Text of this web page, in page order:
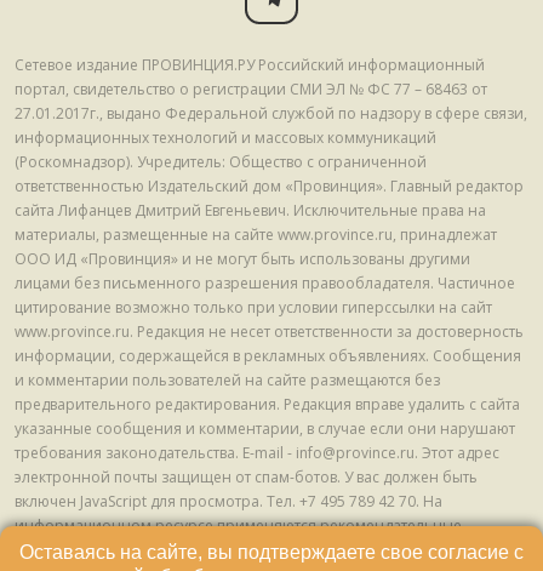
Сетевое издание ПРОВИНЦИЯ.РУ Российский информационный
портал, свидетельство о регистрации СМИ ЭЛ № ФС 77 – 68463 от
27.01.2017г., выдано Федеральной службой по надзору в сфере связи,
информационных технологий и массовых коммуникаций
(Роскомнадзор). Учредитель: Общество с ограниченной
ответственностью Издательский дом «Провинция». Главный редактор
сайта Лифанцев Дмитрий Евгеньевич. Исключительные права на
материалы, размещенные на сайте www.province.ru, принадлежат
ООО ИД «Провинция» и не могут быть использованы другими
лицами без письменного разрешения правообладателя. Частичное
цитирование возможно только при условии гиперссылки на сайт
www.province.ru. Редакция не несет ответственности за достоверность
информации, содержащейся в рекламных объявлениях. Сообщения
и комментарии пользователей на сайте размещаются без
предварительного редактирования. Редакция вправе удалить с сайта
указанные сообщения и комментарии, в случае если они нарушают
требования законодательства. E-mail - info@province.ru. Этот адрес
электронной почты защищен от спам-ботов. У вас должен быть
включен JavaScript для просмотра. Tел. +7 495 789 42 70. На
информационном ресурсе применяются рекомендательные
технологии (информационные технологии предоставления
Оставаясь на сайте, вы подтверждаете свое согласие с